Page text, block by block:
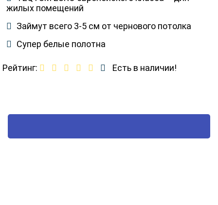
жилых помещений
Займут всего 3-5 см от чернового потолка
Супер белые полотна
Рейтинг: Есть в наличии!